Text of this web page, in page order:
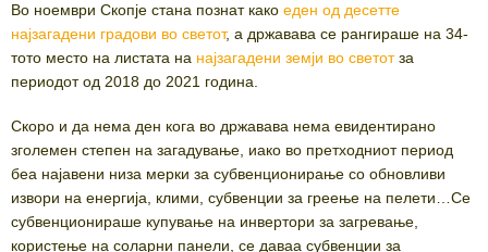
Во ноември Скопје стана познат како еден од десетте
најзагадени градови во светот, а државава се рангираше на 34-
тото место на листата на најзагадени земји во светотза
периодот од 2018 до 2021 година.
Скоро и да нема ден кога во државава нема евидентирано
зголемен степен на загадување, иако во претходниот период
беа најавени низа мерки за субвенционирање со обновливи
извори на енергија, клими, субвенции за греење на пелети…Се
субвенционираше купување на инвертори за загревање,
користење на соларни панели, се даваа субвенции за